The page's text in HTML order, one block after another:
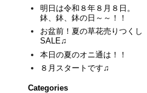
明日は令和８年８月８日。
鉢、鉢、鉢の日～～！！
お盆前！夏の草花売りつくし
SALE♫
本日の夏のオニ通は！！
８月スタートです♫
Categories